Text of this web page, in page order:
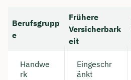
Berufsgrupp
e
Frühere
Versicherbark
eit
Handwe
rk
Eingeschr
änkt